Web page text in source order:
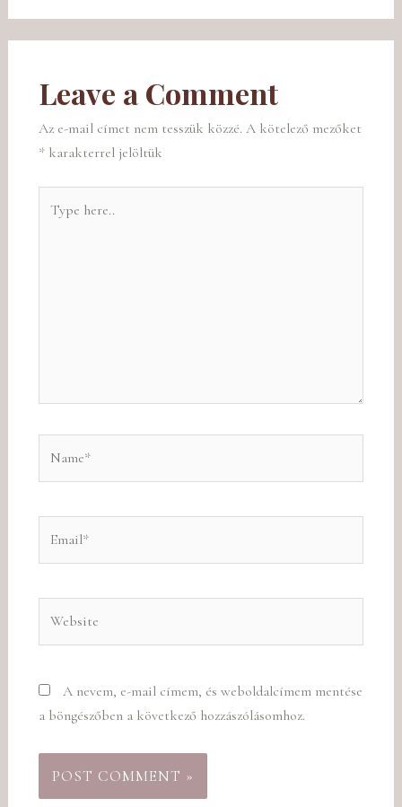
Leave a Comment
Az e-mail címet nem tesszük közzé. A kötelező mezőket
*karakterrel jelöltük
here..
A nevem, e-mail címem, és weboldalcímem mentése
a böngészőben a következő hozzászólásomhoz.